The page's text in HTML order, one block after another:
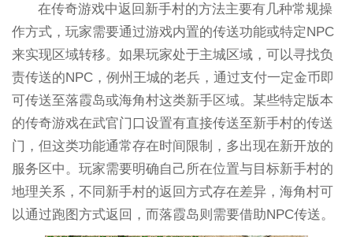
在传奇游戏中返回新手村的方法主要有几种常规操
作方式，玩家需要通过游戏内置的传送功能或特定NPC
来实现区域转移。如果玩家处于主城区域，可以寻找负
责传送的NPC，例州王城的老兵，通过支付一定金币即
可传送至落霞岛或海角村这类新手区域。某些特定版本
的传奇游戏在武官门口设置有直接传送至新手村的传送
门，但这类功能通常存在时间限制，多出现在新开放的
服务区中。玩家需要明确自己所在位置与目标新手村的
地理关系，不同新手村的返回方式存在差异，海角村可
以通过跑图方式返回，而落霞岛则需要借助NPC传送。